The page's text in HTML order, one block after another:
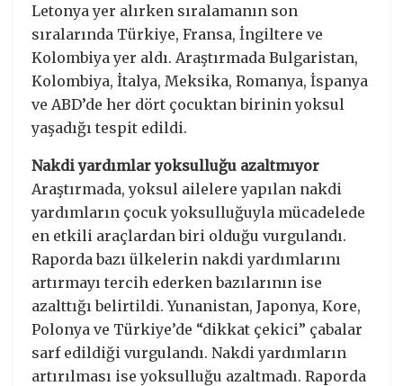
Letonya yer alırken sıralamanın son
sıralarında Türkiye, Fransa, İngiltere ve
Kolombiya yer aldı. Araştırmada Bulgaristan,
Kolombiya, İtalya, Meksika, Romanya, İspanya
ve ABD’de her dört çocuktan birinin yoksul
yaşadığı tespit edildi.
Nakdi yardımlar yoksulluğu azaltmıyor
Araştırmada, yoksul ailelere yapılan nakdi
yardımların çocuk yoksulluğuyla mücadelede
en etkili araçlardan biri olduğu vurgulandı.
Raporda bazı ülkelerin nakdi yardımlarını
artırmayı tercih ederken bazılarının ise
azalttığı belirtildi. Yunanistan, Japonya, Kore,
Polonya ve Türkiye’de “dikkat çekici” çabalar
sarf edildiği vurgulandı. Nakdi yardımların
artırılması ise yoksulluğu azaltmadı. Raporda